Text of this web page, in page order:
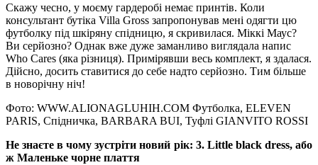
Скажу чесно, у моєму гардеробі немає принтів. Коли
консультант бутіка Villa Gross запропонував мені одягти цю
футболку під шкіряну спідницю, я скривилася. Міккі Маус?
Ви серйозно? Однак вже дуже заманливо виглядала напис
Who Cares (яка різниця). Примірявши весь комплект, я здалася.
Дійсно, досить ставитися до себе надто серйозно. Тим більше
в новорічну ніч!
Фото: WWW.ALIONAGLUHIH.COM Футболка, ELEVEN
PARIS, Спідничка, BARBARA BUI, Туфлі GIANVITO ROSSI
Не знаєте в чому зустріти новий рік: 3. Little black dress, або
ж Маленьке чорне плаття